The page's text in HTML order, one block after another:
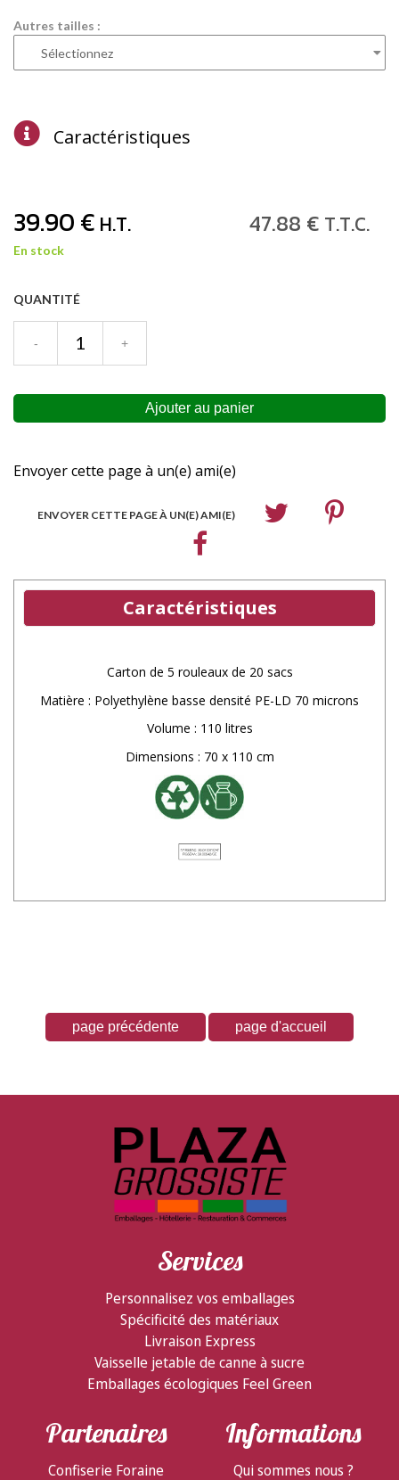
Autres tailles :
Caractéristiques
39.90€ H.T. 47.88 € T.T.C.
En stock
QUANTITÉ
Envoyer cette page à un(e) ami(e)
ENVOYER CETTE PAGE À UN(E) AMI(E)
Caractéristiques
Carton de 5 rouleaux de 20 sacs
Matière : Polyethylène basse densité PE-LD 70 microns
Volume : 110 litres
Dimensions : 70 x 110 cm
Services
Personnalisez vos emballages
Spécificité des matériaux
Livraison Express
Vaisselle jetable de canne à sucre
Emballages écologiques Feel Green
Partenaires
Confiserie Foraine
Informations
Qui sommes nous ?